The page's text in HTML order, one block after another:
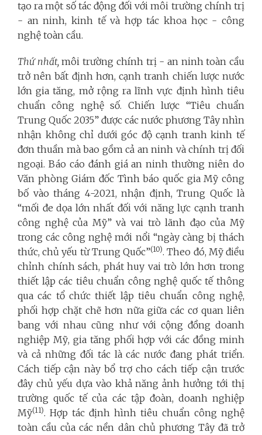
tạo ra một số tác động đối với môi trường chính trị
- an ninh, kinh tế và hợp tác khoa học - công
nghệ toàn cầu.
Thứ nhất,môi trường chính trị - an ninh toàn cầu
trở nên bất định hơn, cạnh tranh chiến lược nước
lớn gia tăng, mở rộng ra lĩnh vực định hình tiêu
chuẩn công nghệ số. Chiến lược “Tiêu chuẩn
Trung Quốc 2035” được các nước phương Tây nhìn
nhận không chỉ dưới góc độ cạnh tranh kinh tế
đơn thuần mà bao gồm cả an ninh và chính trị đối
ngoại. Báo cáo đánh giá an ninh thường niên do
Văn phòng Giám đốc Tình báo quốc gia Mỹ công
bố vào tháng 4-2021, nhận định, Trung Quốc là
“mối đe dọa lớn nhất đối với năng lực cạnh tranh
công nghệ của Mỹ” và vai trò lãnh đạo của Mỹ
trong các công nghệ mới nổi “ngày càng bị thách
thức, chủ yếu từ Trung Quốc”(10). Theo đó, Mỹ điều
chỉnh chính sách, phát huy vai trò lớn hơn trong
thiết lập các tiêu chuẩn công nghệ quốc tế thông
qua các tổ chức thiết lập tiêu chuẩn công nghệ,
phối hợp chặt chẽ hơn nữa giữa các cơ quan liên
bang với nhau cũng như với cộng đồng doanh
nghiệp Mỹ, gia tăng phối hợp với các đồng minh
và cả những đối tác là các nước đang phát triển.
Cách tiếp cận này bổ trợ cho cách tiếp cận trước
đây chủ yếu dựa vào khả năng ảnh hưởng tới thị
trường quốc tế của các tập đoàn, doanh nghiệp
Mỹ(11). Hợp tác định hình tiêu chuẩn công nghệ
toàn cầu của các nền dân chủ phương Tây đã trở